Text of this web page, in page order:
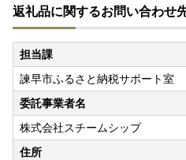
干拓の大地と長崎の海が育んだ
届けします！
🥩【長崎和牛】特集
上質な霜降りと深い旨みが自慢
な一品です。
▶ 返礼品はこちら
🐟
返礼品に関するお問い合わせ
担当課
諫早市ふるさと納税サポート室
委託事業者名
株式会社スチームシップ
住所